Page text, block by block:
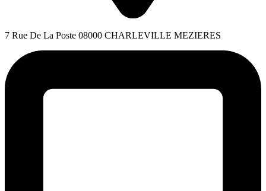
7 Rue De La Poste 08000 CHARLEVILLE MEZIERES